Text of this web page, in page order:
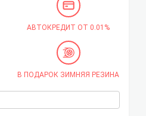
АВТОКРЕДИТ ОТ 0.01%
В ПОДАРОК ЗИМНЯЯ РЕЗИНА